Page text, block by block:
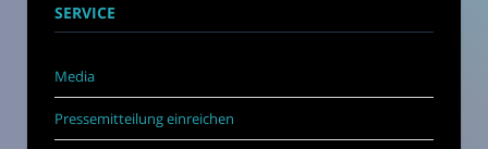
SERVICE
Media
Pressemitteilung einreichen